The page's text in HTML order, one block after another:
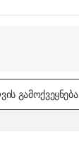
გამოქვეყნება